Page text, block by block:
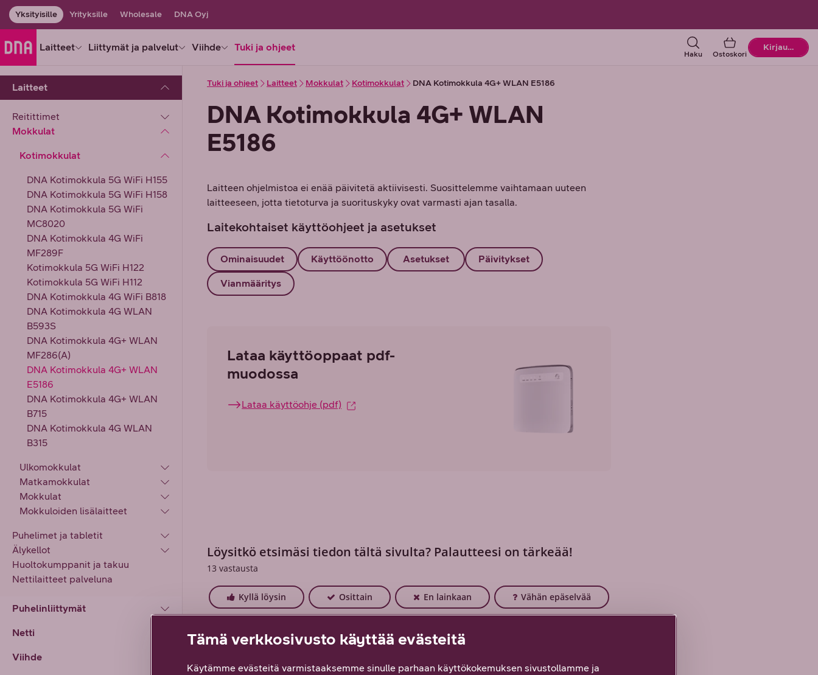
Yksityisille Yrityksille Wholesale DNA Oyj
Laitteet Liittymät ja palvelut Viihde Tuki ja ohjeet
Haku Ostoskori
Ostoskori
Kirjaudu
Laitteet
Reitittimet
Mokkulat
Kotimokkulat
DNA Kotimokkula 5G WiFi H155
DNA Kotimokkula 5G WiFi H158
DNA Kotimokkula 5G WiFi
MC8020
DNA Kotimokkula 4G WiFi
MF289F
Kotimokkula 5G WiFi H122
Kotimokkula 5G WiFi H112
DNA Kotimokkula 4G WiFi B818
DNA Kotimokkula 4G WLAN
B593S
DNA Kotimokkula 4G+ WLAN
MF286(A)
DNA Kotimokkula 4G+ WLAN
E5186
DNA Kotimokkula 4G+ WLAN
B715
DNA Kotimokkula 4G WLAN
B315
Ulkomokkulat
Matkamokkulat
Mokkulat
Mokkuloiden lisälaitteet
Puhelimet ja tabletit
Älykellot
Huoltokumppanit ja takuu
Nettilaitteet palveluna
Puhelinliittymät
Netti
Viihde
Tuki ja ohjeet Laitteet Mokkulat Kotimokkulat DNA Kotimokkula 4G+ WLAN E5186
DNA Kotimokkula 4G+ WLAN
E5186
Laitteen ohjelmistoa ei enää päivitetä aktiivisesti. Suosittelemme vaihtamaan uuteen
laitteeseen, jotta tietoturva ja suorituskyky ovat varmasti ajan tasalla.
Laitekohtaiset käyttöohjeet ja asetukset
Ominaisuudet Käyttöönotto Asetukset Päivitykset
Vianmääritys
Lataa käyttöoppaat pdf-
muodossa
Lataa käyttöohje (pdf)
Löysitkö etsimäsi tiedon tältä sivulta? Palautteesi on tärkeää!
13 vastausta
Kyllä löysin Osittain En lainkaan Vähän epäselvää
Tämä verkkosivusto käyttää evästeitä
Käytämme evästeitä varmistaaksemme sinulle parhaan käyttökokemuksen sivustollamme ja